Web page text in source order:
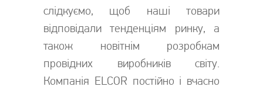
слідкуємо, щоб наші товари
відповідали тенденціям ринку, а
також новітнім розробкам
провідних виробників світу.
Компанія ELCOR постійно і вчасно